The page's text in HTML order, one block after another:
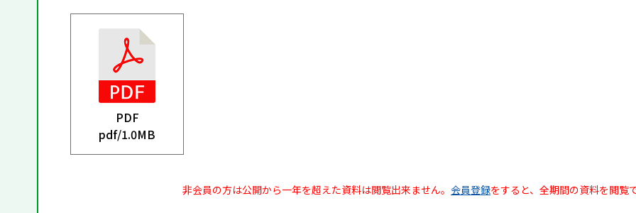
PDF
pdf/1.0MB
非会員の方は公開から一年を超えた資料は閲覧出来ません。 会員登録をすると、全期間の資料を閲覧